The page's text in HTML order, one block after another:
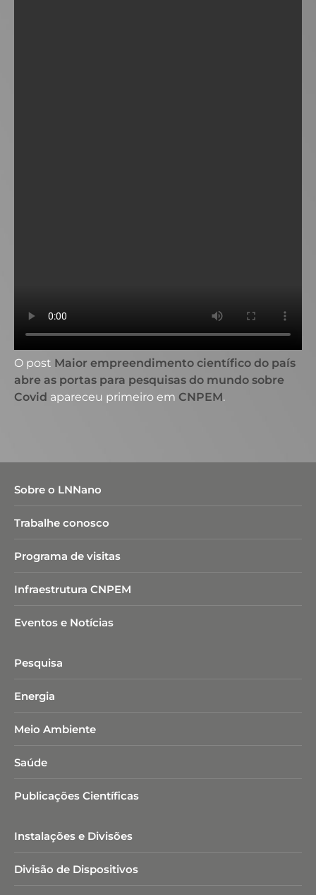
O post Maior empreendimento científico do país
abre as portas para pesquisas do mundo sobre
Covid apareceu primeiro em CNPEM.
Sobre o LNNano
Trabalhe conosco
Programa de visitas
Infraestrutura CNPEM
Eventos e Notícias
Pesquisa
Energia
Meio Ambiente
Saúde
Publicações Científicas
Instalações e Divisões
Divisão de Dispositivos